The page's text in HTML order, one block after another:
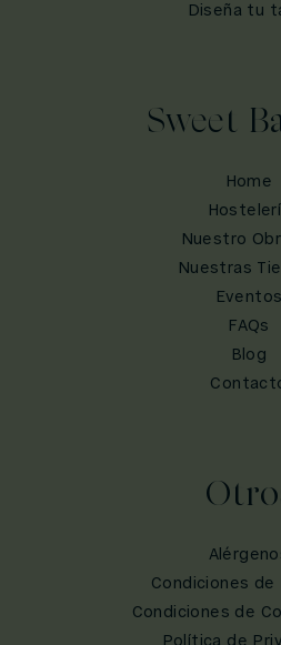
Diseña tu
Sweet
Home
Nuestro
Nuestras
Eventos
FAQs
Blog
Condiciones de
Condiciones de